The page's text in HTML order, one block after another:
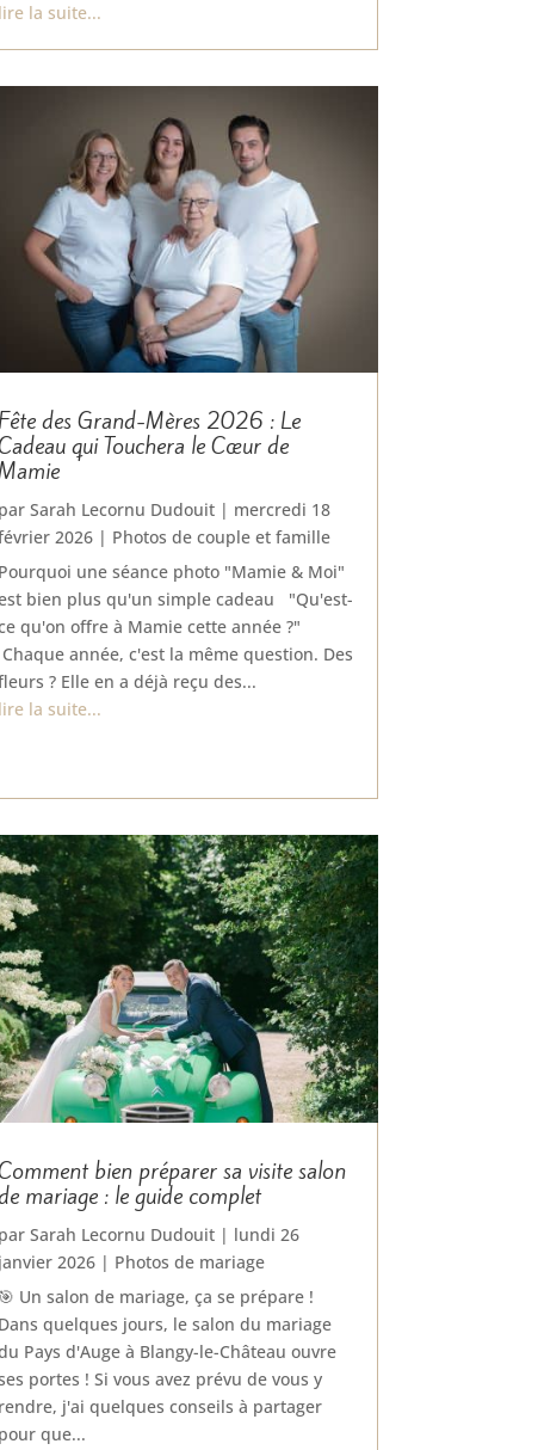
lire la suite...
Fête des Grand-Mères 2026 : Le
qui Touchera le Cœur de
parSarah Lecornu Dudouit | mercredi 18
2026 | Photos de couple et famille
Pourquoi une séance photo "Mamie & Moi"
bien plus qu'un simple cadeau "Qu'est-
qu'on offre à Mamie cette année ?"
Chaque année, c'est la même question. Des
? Elle en a déjà reçu des...
lire la suite...
bien préparer sa visite salon
mariage : le guide complet
parSarah Lecornu Dudouit | lundi 26
janvier 2026 | Photos de mariage
🎯 Un salon de mariage, ça se prépare !
Dans quelques jours, le salon du mariage
Pays d'Auge à Blangy-le-Château ouvre
portes ! Si vous avez prévu de vous y
rendre, j'ai quelques conseils à partager
pour que...